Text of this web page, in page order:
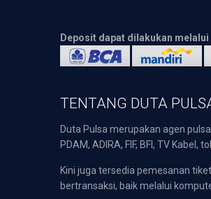
Deposit dapat dilakukan melalui
TENTANG DUTA
Duta Pulsa merupakan agen
PDAM, ADIRA, FIF, BFI, TV
Kini juga tersedia pemesanan
bertransaksi, baik melalui